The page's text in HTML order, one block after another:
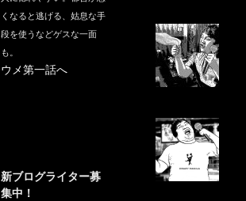
くなると逃げる、姑息な手
段を使うなどゲスな一面
も。
ウメ第一話へ
新ブログライター募
集中！